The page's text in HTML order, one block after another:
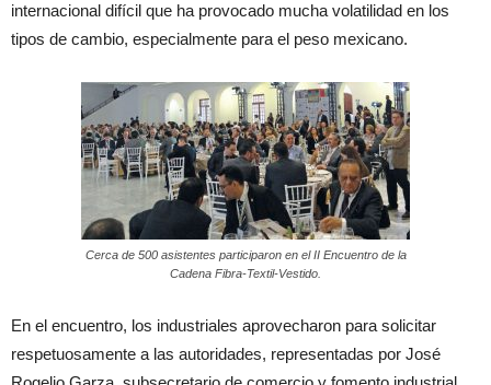
internacional difícil que ha provocado mucha volatilidad en los
tipos de cambio, especialmente para el peso mexicano.
Cerca de 500 asistentes participaron en el II Encuentro de la
Cadena Fibra-Textil-Vestido.
En el encuentro, los industriales aprovecharon para solicitar
respetuosamente a las autoridades, representadas por José